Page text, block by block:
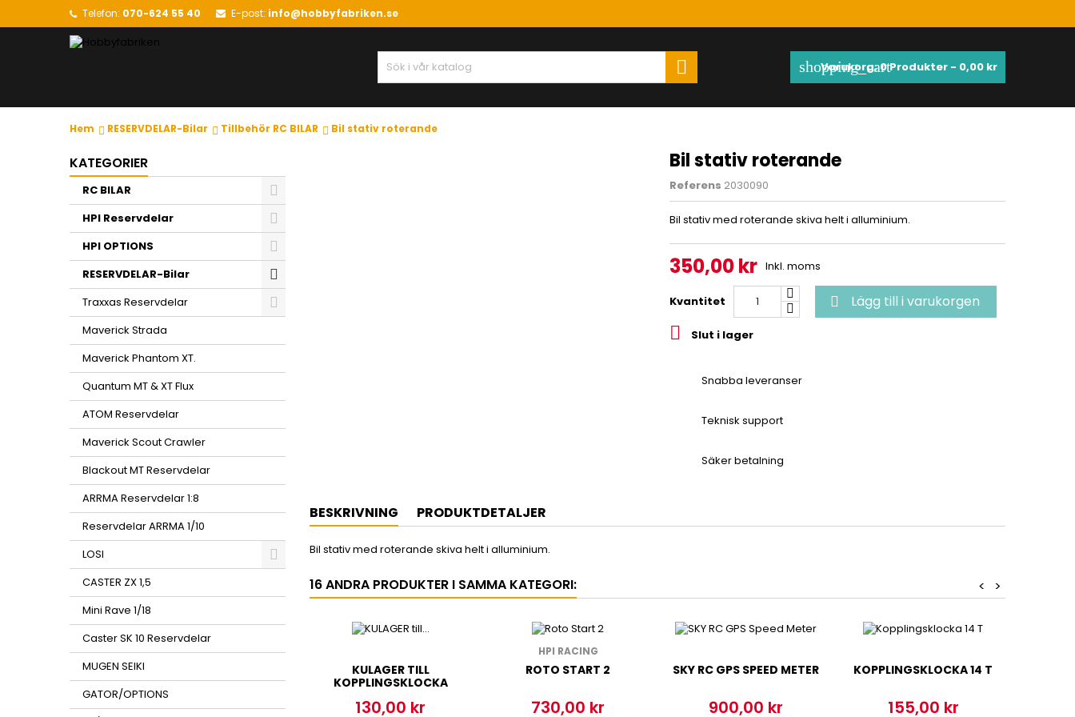
Telefon: 070-624 55 40 E-post: info@hobbyfabriken.se
shopping_cart
Varukorg: 0Produkter - 0,00 kr

Hem RESERVDELAR-Bilar Tillbehör RC BILAR Bil stativ roterande
KATEGORIER
RC BILAR
HPI Reservdelar
HPI OPTIONS
RESERVDELAR-Bilar
Traxxas Reservdelar
Maverick Strada
Maverick Phantom XT.
Quantum MT & XT Flux
ATOM Reservdelar
Maverick Scout Crawler
Blackout MT Reservdelar
ARRMA Reservdelar 1:8
Reservdelar ARRMA 1/10
LOSI
CASTER ZX 1,5
Mini Rave 1/18
Caster SK 10 Reservdelar
MUGEN SEIKI
GATOR/OPTIONS
Bil stativ roterande
Referens 2030090
Bil stativ med roterande skiva helt i alluminium.
350,00 kr Inkl. moms
Kvantitet  Lägg till i varukorgen
 Slut i lager
Snabba leveranser
Teknisk support
Säker betalning
BESKRIVNING PRODUKTDETALJER
Bil stativ med roterande skiva helt i alluminium.
16 ANDRA PRODUKTER I SAMMA KATEGORI: >
<
KULAGER TILL
KOPPLINGSKLOCKA
Pris
130,00 kr
HPI RACING
ROTO START 2
Pris
730,00 kr
SKY RC GPS SPEED METER
Pris
900,00 kr
KOPPLINGSKLOCKA 14 T
Pris
155,00 kr